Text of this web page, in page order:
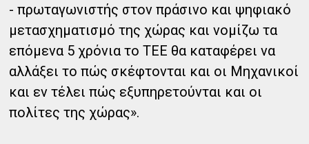
- πρωταγωνιστής στον πράσινο και ψηφιακό
μετασχηματισμό της χώρας και νομίζω τα
επόμενα 5 χρόνια το ΤΕΕ θα καταφέρει να
αλλάξει το πώς σκέφτονται και οι Μηχανικοί
και εν τέλει πώς εξυπηρετούνται και οι
πολίτες της χώρας».